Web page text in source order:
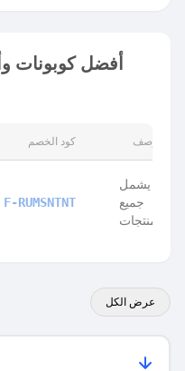
أفضل كوبونات
كود الخصم الوصف
F-RUMSNTNT
يشمل
جميع
المنتجات
عرض الكل